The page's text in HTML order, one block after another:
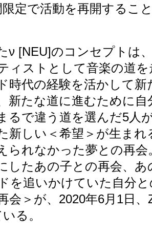
限定で活動を再開するこ
ν [NEU]のコンセプトは
ィストとして音楽の道
時代の経験を活かして新
新たな道に進むために自
るで違う道を選んだ5人
新しい＜希望＞が生まれ
られなかった夢との再
したあの子との再会、あ
を追いかけていた自分
会＞が、 2020年6月 1日、
る。